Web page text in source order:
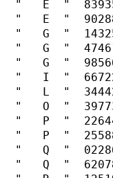
"   E  "
"   E  "
"   G  "
G  "
G  "
I  "
L  "
O  "
P  "
P  "
Q  "
Q  "